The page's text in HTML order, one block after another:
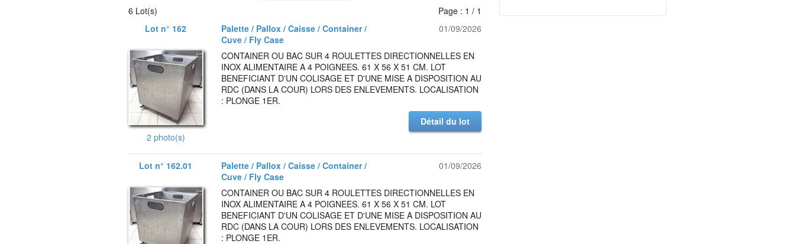
6 Lot(s)
Page : 1 / 1
Lot n° 162
Palette / Pallox / Caisse / Container /
Cuve / Fly Case
01/09/2026
2 photo(s)
CONTAINER OU BAC SUR 4 ROULETTES DIRECTIONNELLES EN
INOX ALIMENTAIRE A 4 POIGNEES. 61 X 56 X 51 CM. LOT
BENEFICIANT D'UN COLISAGE ET D'UNE MISE A DISPOSITION AU
RDC (DANS LA COUR) LORS DES ENLEVEMENTS. LOCALISATION
: PLONGE 1ER.
Détail du lot
Lot n° 162.01
Palette / Pallox / Caisse / Container /
Cuve / Fly Case
01/09/2026
CONTAINER OU BAC SUR 4 ROULETTES DIRECTIONNELLES EN
INOX ALIMENTAIRE A 4 POIGNEES. 61 X 56 X 51 CM. LOT
BENEFICIANT D'UN COLISAGE ET D'UNE MISE A DISPOSITION AU
RDC (DANS LA COUR) LORS DES ENLEVEMENTS. LOCALISATION
: PLONGE 1ER.